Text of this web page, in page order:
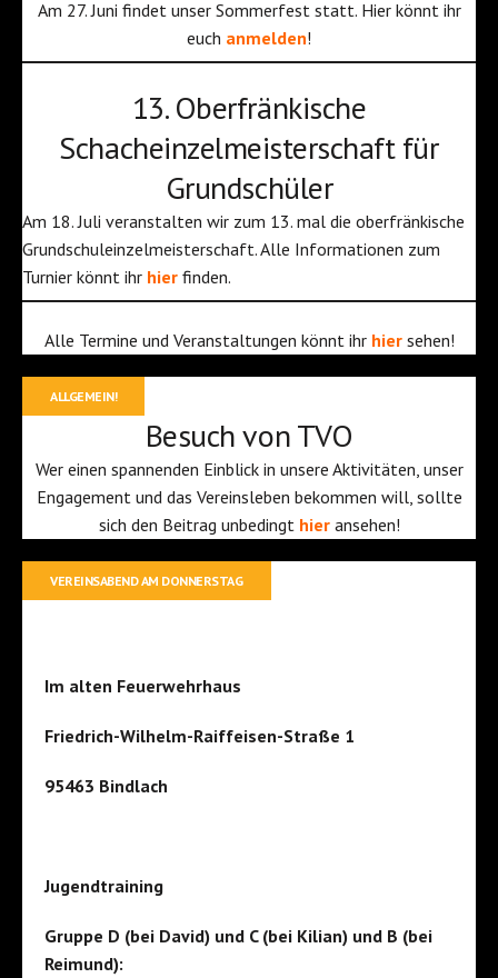
Am 27. Juni findet unser Sommerfest statt. Hier könnt ihr
euch anmelden!
13. Oberfränkische
Schacheinzelmeisterschaft für
Grundschüler
Am 18. Juli veranstalten wir zum 13. mal die oberfränkische
Grundschuleinzelmeisterschaft. Alle Informationen zum
Turnier könnt ihr hier finden.
Alle Termine und Veranstaltungen könnt ihr hier sehen!
ALLGEMEIN!
Besuch von TVO
Wer einen spannenden Einblick in unsere Aktivitäten, unser
Engagement und das Vereinsleben bekommen will, sollte
sich den Beitrag unbedingt hieransehen!
VEREINSABEND AM DONNERSTAG
Im alten Feuerwehrhaus
Friedrich-Wilhelm-Raiffeisen-Straße 1
95463 Bindlach
Jugendtraining
Gruppe D (bei David) und C (bei Kilian) und B (bei
Reimund):